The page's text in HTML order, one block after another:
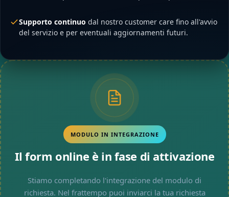
Supporto continuo dal nostro customer care fino all'avvio
del servizio e per eventuali aggiornamenti futuri.
MODULO IN INTEGRAZIONE
Il form online è in fase di attivazione
Stiamo completando l'integrazione del modulo di
richiesta. Nel frattempo puoi inviarci la tua richiesta